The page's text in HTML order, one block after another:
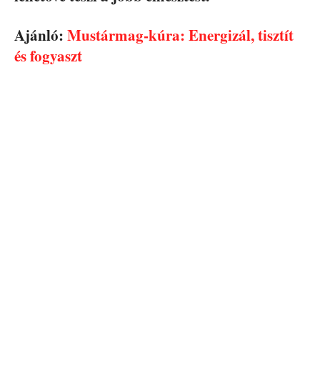
Ajánló: Mustármag-kúra: Energizál, tisztít
és fogyaszt